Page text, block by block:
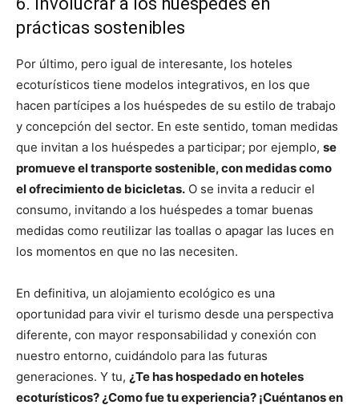
prácticas sostenibles
Por último, pero igual de interesante, los hoteles
ecoturísticos tiene modelos integrativos, en los que
hacen partícipes a los huéspedes de su estilo de trabajo
y concepción del sector. En este sentido, toman medidas
que invitan a los huéspedes a participar; por ejemplo, se
promueve el transporte sostenible, con medidas como
el ofrecimiento de bicicletas. O se invita a reducir el
consumo, invitando a los huéspedes a tomar buenas
medidas como reutilizar las toallas o apagar las luces en
los momentos en que no las necesiten.
En definitiva, un alojamiento ecológico es una
oportunidad para vivir el turismo desde una perspectiva
diferente, con mayor responsabilidad y conexión con
nuestro entorno, cuidándolo para las futuras
generaciones. Y tu, ¿Te has hospedado en hoteles
ecoturísticos? ¿Como fue tu experiencia? ¡Cuéntanos en